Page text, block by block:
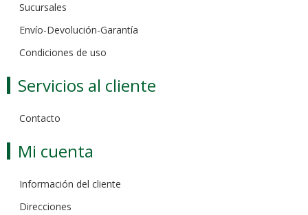
Sucursales
Envío-Devolución-Garantía
Condiciones de uso
Servicios al cliente
Contacto
Mi cuenta
Información del cliente
Direcciones